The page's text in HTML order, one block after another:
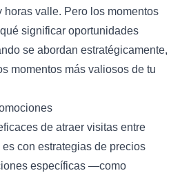
horas valle. Pero los momentos
significar oportunidades
se abordan estratégicamente,
momentos más valiosos de tu
de atraer visitas entre
con estrategias de precios
específicas —como